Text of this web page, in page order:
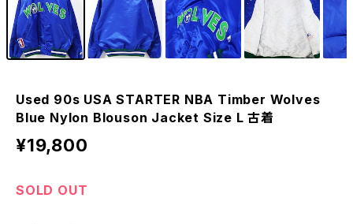
Used 90s USA STARTER NBA Timber Wolves
Blue Nylon Blouson Jacket Size L 古着
¥19,800
SOLD OUT